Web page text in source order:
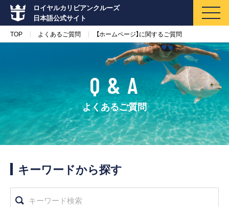
ロイヤルカリビアンクルーズ
日本語公式サイト
マイページ メルマガ登録
クルーズ検索
TOP よくあるご質問 【ホームページ】に関するご質問
Q & A
よくあるご質問
キーワードから探す